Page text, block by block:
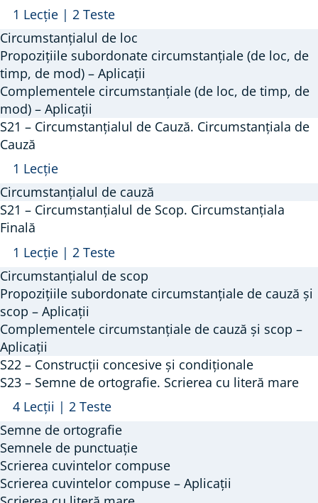
Timp.
Circumstanțiala
de
Timp
Arată
S20
–
Circumstanțialul
de
Loc.
Circumstanțiala
de
Loc
1 Lecție | 2 Teste
Circumstanțialul de loc
Propozițiile subordonate circumstanțiale (de loc, de
timp, de mod) – Aplicații
Complementele circumstanțiale (de loc, de timp, de
mod) – Aplicații
S21 – Circumstanțialul de Cauză. Circumstanțiala de
Cauză
Arată
S21
–
Circumstanțialul
de
Cauză.
Circumstanțiala
de
Cauză
1 Lecție
Circumstanțialul de cauză
S21 – Circumstanțialul de Scop. Circumstanțiala
Finală
Arată
S21
–
Circumstanțialul
de
Scop.
Circumstanțiala
Finală
1 Lecție | 2 Teste
Circumstanțialul de scop
Propozițiile subordonate circumstanțiale de cauză și
scop – Aplicații
Complementele circumstanțiale de cauză și scop –
Aplicații
S22 – Construcții concesive și condiționale
S23 – Semne de ortografie. Scrierea cu literă mare
Arată
S23
–
Semne
de
ortografie.
4 Lecții | 2 Teste
Semne de ortografie
Semnele de punctuație
Scrierea cuvintelor compuse
Scrierea cuvintelor compuse – Aplicații